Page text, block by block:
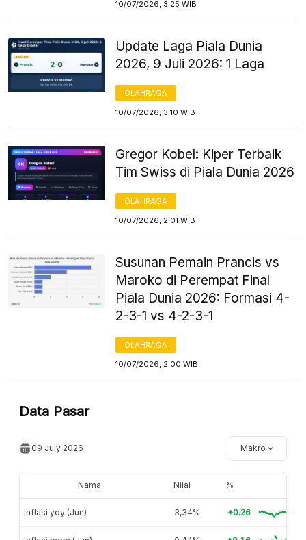
10/07/2026, 3:25 WIB
Update Laga Piala Dunia
2026, 9 Juli 2026: 1 Laga
OLAHRAGA
10/07/2026, 3:10 WIB
Gregor Kobel: Kiper Terbaik
Tim Swiss di Piala Dunia 2026
OLAHRAGA
10/07/2026, 2:01 WIB
Susunan Pemain Prancis vs
Maroko di Perempat Final
Piala Dunia 2026: Formasi 4-
2-3-1 vs 4-2-3-1
OLAHRAGA
10/07/2026, 2:00 WIB
Data Pasar
09 July 2026 Makro
Nama Nilai %
Inflasi yoy (Jun) 3,34% +0.26